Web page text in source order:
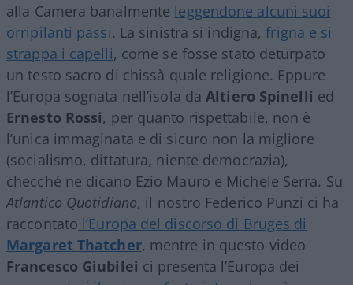
alla Camera banalmente leggendone alcuni suoi
orripilanti passi. La sinistra si indigna,frigna e si
strappa i capelli, come se fosse stato deturpato
un testo sacro di chissà quale religione. Eppure
l’Europa sognata nell’isola daAltiero Spinelli ed
Ernesto Rossi, per quanto rispettabile, non è
l’unica immaginata e di sicuro non la migliore
(socialismo, dittatura, niente democrazia),
checché ne dicano Ezio Mauro e Michele Serra. Su
Atlantico Quotidiano, il nostro Federico Punzi ci ha
raccontato l’Europa del discorso di Bruges di
Margaret Thatcher, mentre in questo video
Francesco Giubilei ci presenta l’Europa dei